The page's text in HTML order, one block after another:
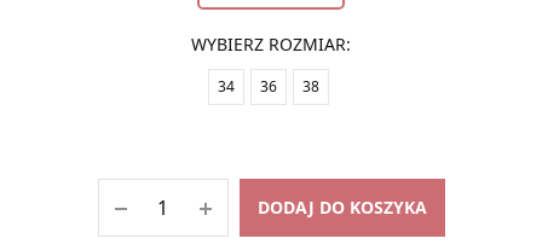
WYBIERZ ROZMIAR:
34 36 38
DODAJ DO KOSZYKA